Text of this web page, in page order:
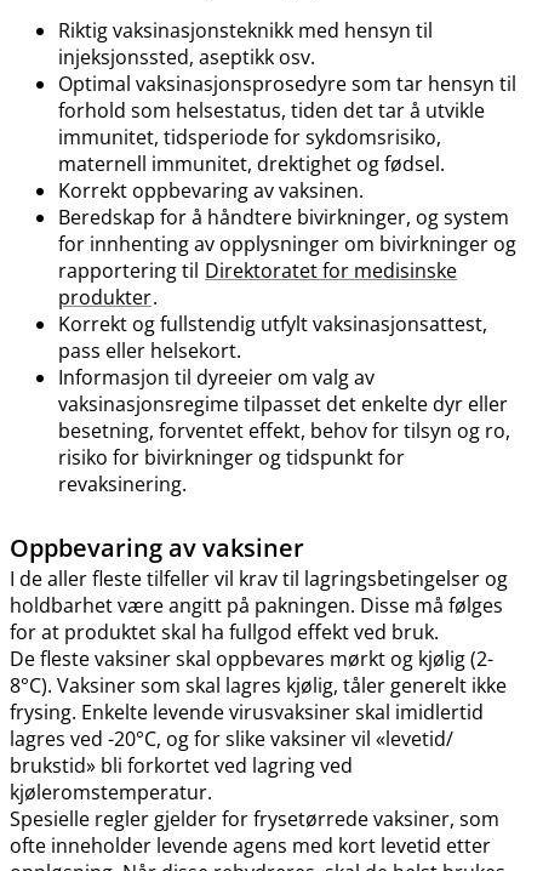
Riktig vaksinasjonsteknikk med hensyn til
injeksjonssted, aseptikk osv.
Optimal vaksinasjonsprosedyre som tar hensyn til
forhold som helsestatus, tiden det tar å utvikle
immunitet, tidsperiode for sykdomsrisiko,
maternell immunitet, drektighet og fødsel.
Korrekt oppbevaring av vaksinen.
Beredskap for å håndtere bivirkninger, og system
for innhenting av opplysninger om bivirkninger og
rapportering til Direktoratet for medisinske
produkter.
Korrekt og fullstendig utfylt vaksinasjonsattest,
pass eller helsekort.
Informasjon til dyreeier om valg av
vaksinasjonsregime tilpasset det enkelte dyr eller
besetning, forventet effekt, behov for tilsyn og ro,
risiko for bivirkninger og tidspunkt for
revaksinering.
Oppbevaring av vaksiner
I de aller fleste tilfeller vil krav til lagringsbetingelser og
holdbarhet være angitt på pakningen. Disse må følges
for at produktet skal ha fullgod effekt ved bruk.
De fleste vaksiner skal oppbevares mørkt og kjølig (2-
8°C). Vaksiner som skal lagres kjølig, tåler generelt ikke
frysing. Enkelte levende virusvaksiner skal imidlertid
lagres ved -20°C, og for slike vaksiner vil «levetid​/​
brukstid» bli forkortet ved lagring ved
kjøleromstemperatur.
Spesielle regler gjelder for frysetørrede vaksiner, som
ofte inneholder levende agens med kort levetid etter